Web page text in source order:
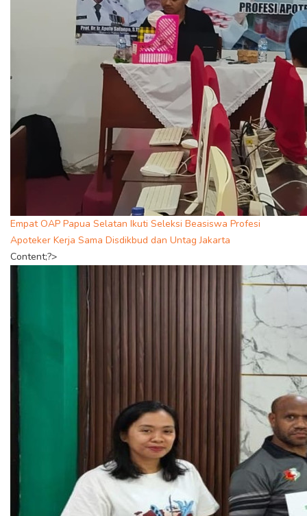
Empat OAP Papua Selatan Ikuti Seleksi Beasiswa Profesi
Apoteker Kerja Sama Disdikbud dan Untag Jakarta
Content;?>